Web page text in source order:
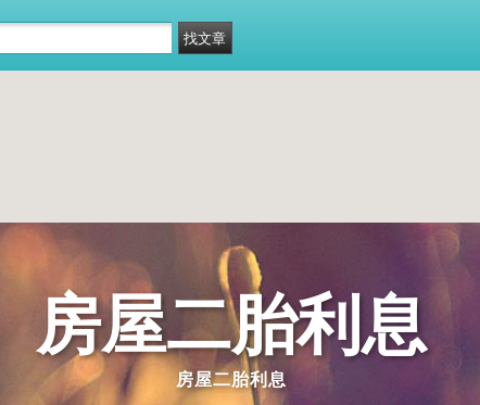
房屋二胎利息
房屋二胎利息